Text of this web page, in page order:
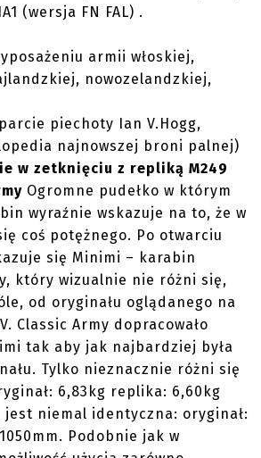
(wersja FN FAL) .
armii włoskiej,
nowozelandzkiej,
piechoty Ian V.Hogg,
najnowszej broni palnej)
w zetknięciu z repliką M249
Ogromne pudełko w którym
wyraźnie wskazuje na to, że w
coś potężnego. Po otwarciu
się Minimi – karabin
który wizualnie nie różni się,
od oryginału oglądanego na
Classic Army dopracowało
tak aby jak najbardziej była
Tylko nieznacznie różni się
6,83kg replika: 6,60kg
jest niemal identyczna: oryginał:
Podobnie jak w